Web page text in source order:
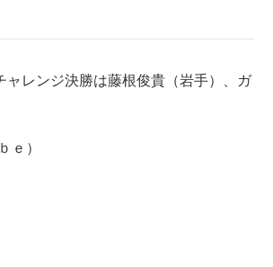
レンジ決勝は藤根俊貴（岩手）、ガ
ｅ）